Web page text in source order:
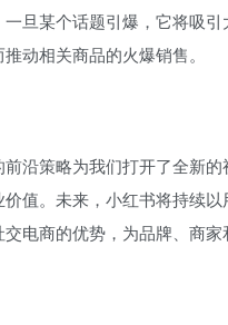
旦某个话题引爆，它将吸引
动相关商品的火爆销售。
沿策略为我们打开了全新
值。未来，小红书将持续以
电商的优势，为品牌、商